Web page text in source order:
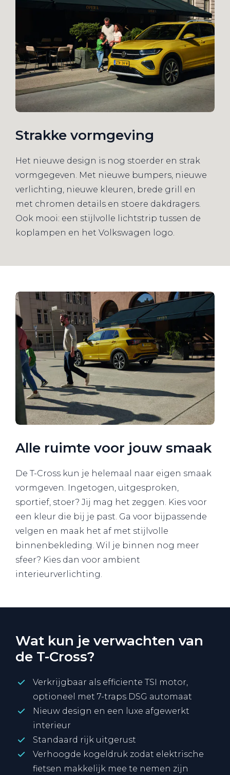
Strakke vormgeving
Het nieuwe design is nog stoerder en strak
vormgegeven. Met nieuwe bumpers, nieuwe
verlichting, nieuwe kleuren, brede grill en
met chromen details en stoere dakdragers.
Ook mooi: een stijlvolle lichtstrip tussen de
koplampen en het Volkswagen logo.
Alle ruimte voor jouw smaak
De T-Cross kun je helemaal naar eigen smaak
vormgeven. Ingetogen, uitgesproken,
sportief, stoer? Jij mag het zeggen. Kies voor
een kleur die bij je past. Ga voor bijpassende
velgen en maak het af met stijlvolle
binnenbekleding. Wil je binnen nog meer
sfeer? Kies dan voor ambient
interieurverlichting.
Wat kun je verwachten van
de T-Cross?
Verkrijgbaar als efficiente TSI motor,
optioneel met 7-traps DSG automaat
Nieuw design en een luxe afgewerkt
interieur
Standaard rijk uitgerust
Verhoogde kogeldruk zodat elektrische
fietsen makkelijk mee te nemen zijn